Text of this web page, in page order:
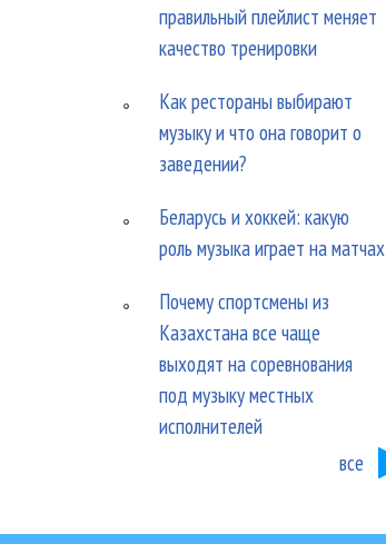
правильный плейлист меняет
качество тренировки
Как рестораны выбирают
музыку и что она говорит о
заведении?
Беларусь и хоккей: какую
роль музыка играет на матчах
Почему спортсмены из
Казахстана все чаще
выходят на соревнования
под музыку местных
исполнителей
все